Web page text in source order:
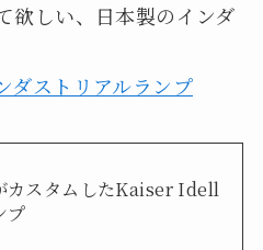
欲しい、日本製のインダ
ダストリアルランプ
カスタムしたKaiser Idell
プ